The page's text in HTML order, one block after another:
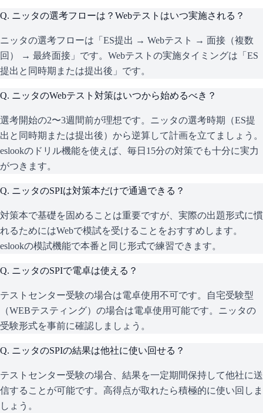
Q. ニッタの選考フローは？Webテストはいつ実施される？
ニッタの選考フローは「ES提出 → Webテスト → 面接（複数
回） → 最終面接」です。Webテストの実施タイミングは「ES
提出と同時期または提出後」です。
Q. ニッタのWebテスト対策はいつから始めるべき？
選考開始の2〜3週間前が理想です。ニッタの選考時期（ES提
出と同時期または提出後）から逆算して計画を立てましょう。
eslookのドリル機能を使えば、毎日15分の対策でも十分に実力
がつきます。
Q. ニッタのSPIは対策本だけで通過できる？
対策本で基礎を固めることは重要ですが、実際の出題形式に慣
れるためにはWebで模試を受けることをおすすめします。
eslookの模試機能で本番と同じ形式で練習できます。
Q. ニッタのSPIで電卓は使える？
テストセンター受験の場合は電卓使用不可です。自宅受験型
（WEBテスティング）の場合は電卓使用可能です。ニッタの
受験形式を事前に確認しましょう。
Q. ニッタのSPIの結果は他社に使い回せる？
テストセンター受験の場合、結果を一定期間保持して他社に送
信することが可能です。高得点が取れたら積極的に使い回しま
しょう。